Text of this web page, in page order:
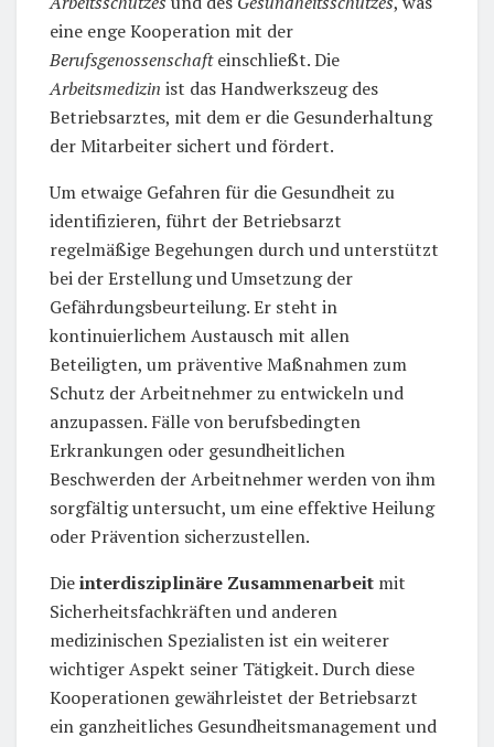
eine enge Kooperation mit der
Berufsgenossenschafteinschließt. Die
Arbeitsmedizin ist das Handwerkszeug des
Betriebsarztes, mit dem er die Gesunderhaltung
der Mitarbeiter sichert und fördert.
Um etwaige Gefahren für die Gesundheit zu
identifizieren, führt der Betriebsarzt
regelmäßige Begehungen durch und unterstützt
bei der Erstellung und Umsetzung der
Gefährdungsbeurteilung. Er steht in
kontinuierlichem Austausch mit allen
Beteiligten, um präventive Maßnahmen zum
Schutz der Arbeitnehmer zu entwickeln und
anzupassen. Fälle von berufsbedingten
Erkrankungen oder gesundheitlichen
Beschwerden der Arbeitnehmer werden von ihm
sorgfältig untersucht, um eine effektive Heilung
oder Prävention sicherzustellen.
Dieinterdisziplinäre Zusammenarbeit mit
Sicherheitsfachkräften und anderen
medizinischen Spezialisten ist ein weiterer
wichtiger Aspekt seiner Tätigkeit. Durch diese
Kooperationen gewährleistet der Betriebsarzt
ein ganzheitliches Gesundheitsmanagement und